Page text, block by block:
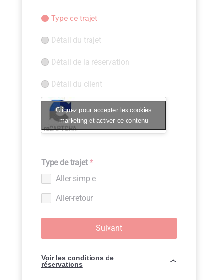
Type de trajet
Détail du trajet
Détail de la réservation
Détail du client
Cliquez pour accepter les cookies
marketing et activer ce contenu
Type de trajet*
Aller simple
Aller-retour
Suivant
Voir les conditions de
réservations